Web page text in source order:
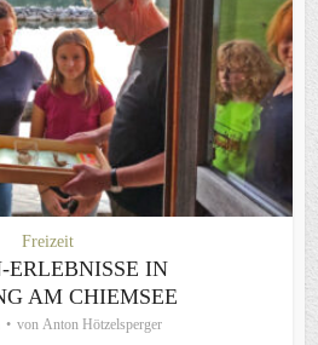
Freizeit
ERLEBNISSE IN
AM CHIEMSEE
von Anton Hötzelsperger